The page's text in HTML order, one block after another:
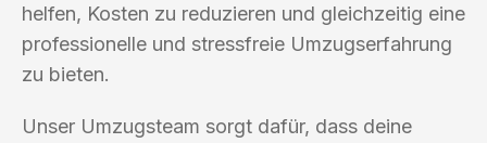
helfen, Kosten zu reduzieren und gleichzeitig eine
professionelle und stressfreie Umzugserfahrung
zu bieten.
Unser Umzugsteam sorgt dafür, dass deine